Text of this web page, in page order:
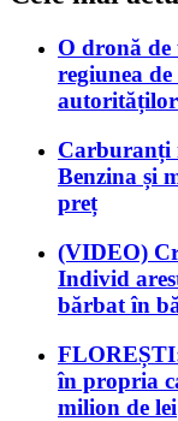
O dronă de
regiunea
autorităților
Carburanți
Benzina și
preț
(VIDEO)
Individ
bărbat în
în propria
milion de lei